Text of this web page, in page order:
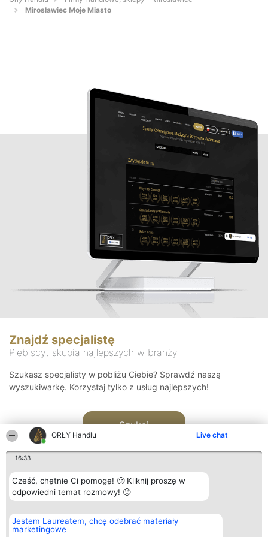
ORŁY Handlu Live chat
16:33
Cześć, chętnie Ci pomogę! 🙂 Kliknij proszę w
odpowiedni temat rozmowy! 🙂
Jestem Laureatem, chcę odebrać materiały
marketingowe
Mirosławiec Moje Miasto
Znajdź specjalistę
Plebiscyt skupia najlepszych w branży
Szukasz specjalisty w pobliżu Ciebie? Sprawdź naszą
wyszukiwarkę. Korzystaj tylko z usług najlepszych!
Szukaj
Organizator plebiscytu
Bright Side Solutions sp. z o.
o. sp. k.
Plebiscyt
Laureaci
Kontakt
Kontakt